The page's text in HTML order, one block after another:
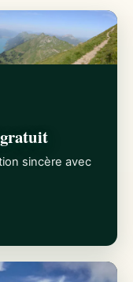
sincère avec